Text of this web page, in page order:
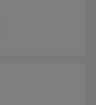
votre opérateur
votre numéro de
général :
personnalisation sera basée